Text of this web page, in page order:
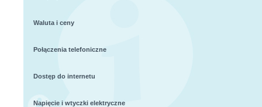
Waluta i ceny
Połączenia telefoniczne
Dostęp do internetu
Napięcie i wtyczki elektryczne